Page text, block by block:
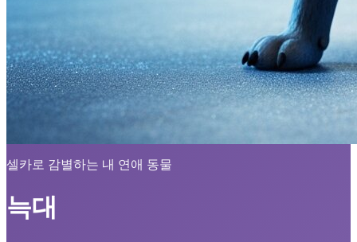
셀카로 감별하는 내 연애 동물
늑대